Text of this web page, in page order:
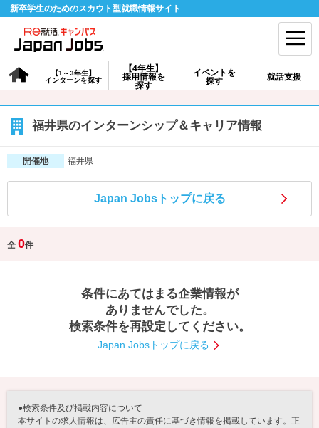
新卒学生のためのスカウト型就職情報サイト
【4年生】
採用情報を
探す
【1～3年生】
インターンを探す
イベントを
探す
就活支援
会員登録 ログイン
会員ID・パスワードを忘れた方はこちら
探す
【4年生】
【1～3年生】
就活ノウハウ・サポート
就活支援
あなたに合う仕事を診断！ 動画で対策講座をチェック
福井県のインターンシップ＆キャリア情報
開催地 福井県
Japan Jobsトップに戻る
全 0件
条件にあてはまる企業情報が
ありませんでした。
検索条件を再設定してください。
Japan Jobsトップに戻る
●検索条件及び掲載内容について
本サイトの求人情報は、広告主の責任に基づき情報を掲載しています。正